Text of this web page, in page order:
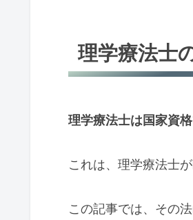
理学療法士
理学療法士は国家資
これは、理学療法士
この記事では、その